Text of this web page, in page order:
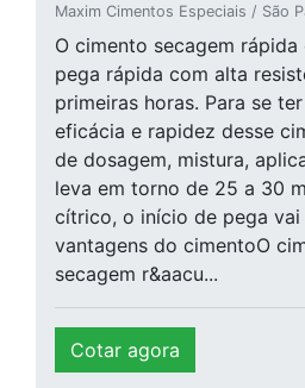
Maxim Cimentos Especiais / São
O cimento secagem
pega rápida com alta
primeiras horas. Para se
eficácia e rapidez desse
de dosagem, mistura,
leva em torno de 25 a 30
cítrico, o início de pega
vantagens do cimentoO
secagem r&aacu...
Cotar agora